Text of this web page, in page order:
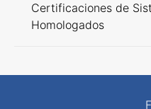
Certificaciones de
Homologados